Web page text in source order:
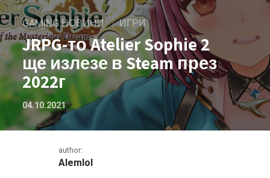
GAMING НОВИНИ ИГРИ
JRPG-то Atelier Sophie 2
ще излезе в Steam през
2022г
04.10.2021
author:
Alemlol